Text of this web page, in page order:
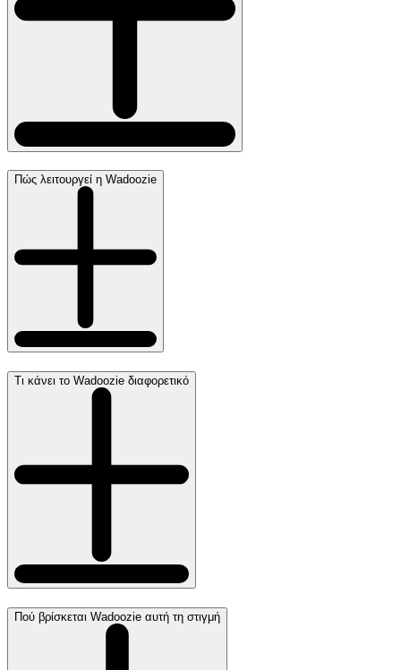
Πώς λειτουργεί η Wadoozie
Τι κάνει το Wadoozie διαφορετικό
Πού βρίσκεται Wadoozie αυτή τη στιγμή